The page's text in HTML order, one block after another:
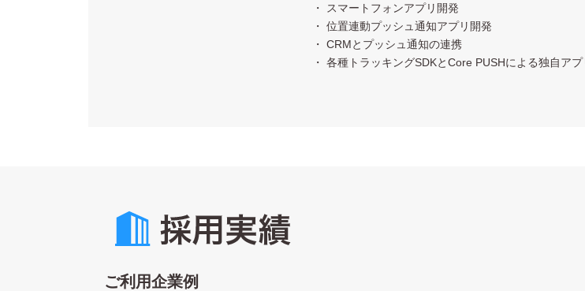
・ スマートフォンアプリ開発
・ 位置連動プッシュ通知アプリ開発
・ CRMとプッシュ通知の連携
・ 各種トラッキングSDKとCore PUSHによる独自ア
ご利用企業例